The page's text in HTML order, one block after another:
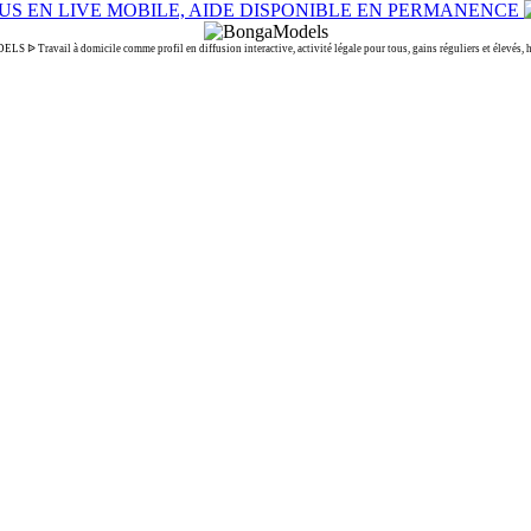
ᐉ Travail à domicile comme profil en diffusion interactive, activité légale pour tous, gains réguliers et élevés,